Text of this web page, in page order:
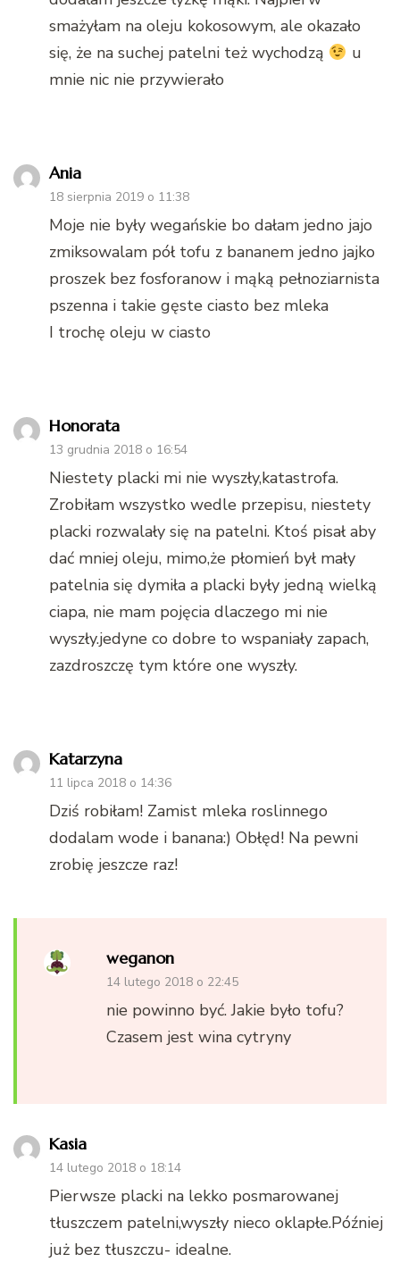
smażyłam na oleju kokosowym, ale okazało
się, że na suchej patelni też wychodzą
u
mnie nic nie przywierało
Ania
18 sierpnia 2019 o 11:38
Moje nie były wegańskie bo dałam jedno jajo
zmiksowalam pół tofu z bananem jedno jajko
proszek bez fosforanow i mąką pełnoziarnista
pszenna i takie gęste ciasto bez mleka
I trochę oleju w ciasto
Honorata
13 grudnia 2018 o 16:54
Niestety placki mi nie wyszły,katastrofa.
Zrobiłam wszystko wedle przepisu, niestety
placki rozwalały się na patelni. Ktoś pisał aby
dać mniej oleju, mimo,że płomień był mały
patelnia się dymiła a placki były jedną wielką
ciapa, nie mam pojęcia dlaczego mi nie
wyszły.jedyne co dobre to wspaniały zapach,
zazdroszczę tym które one wyszły.
Katarzyna
11 lipca 2018 o 14:36
Dziś robiłam! Zamist mleka roslinnego
dodalam wode i banana:) Obłęd! Na pewni
zrobię jeszcze raz!
weganon
14 lutego 2018 o 22:45
nie powinno być. Jakie było tofu?
Czasem jest wina cytryny
Kasia
14 lutego 2018 o 18:14
Pierwsze placki na lekko posmarowanej
tłuszczem patelni,wyszły nieco oklapłe.Później
już bez tłuszczu- idealne.